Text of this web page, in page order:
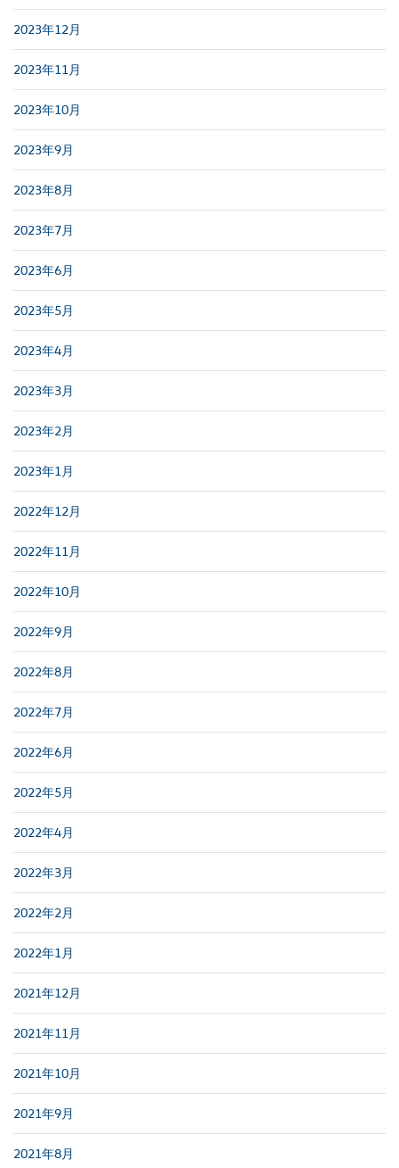
2023年12月
2023年11月
2023年10月
2023年9月
2023年8月
2023年7月
2023年6月
2023年5月
2023年4月
2023年3月
2023年2月
2023年1月
2022年12月
2022年11月
2022年10月
2022年9月
2022年8月
2022年7月
2022年6月
2022年5月
2022年4月
2022年3月
2022年2月
2022年1月
2021年12月
2021年11月
2021年10月
2021年9月
2021年8月